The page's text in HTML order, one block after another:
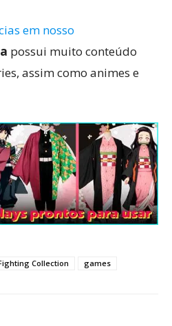
em nosso
possui muito conteúdo
assim como animes e
Collection games